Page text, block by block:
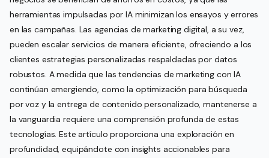
herramientas impulsadas por IA minimizan los ensayos y errores
en las campañas. Las agencias de marketing digital, a su vez,
pueden escalar servicios de manera eficiente, ofreciendo a los
clientes estrategias personalizadas respaldadas por datos
robustos. A medida que las tendencias de marketing con IA
continúan emergiendo, como la optimización para búsqueda
por voz y la entrega de contenido personalizado, mantenerse a
la vanguardia requiere una comprensión profunda de estas
tecnologías. Este artículo proporciona una exploración en
profundidad, equipándote con insights accionables para